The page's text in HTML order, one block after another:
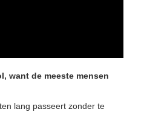
want de meeste mensen
lang passeert zonder te